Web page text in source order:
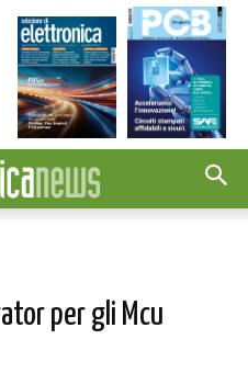
per gli Mcu